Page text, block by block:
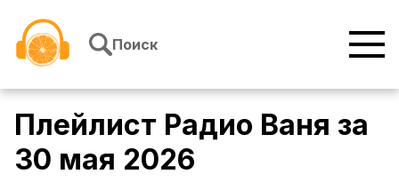
Поиск
Плейлист Радио Ваня за
30 мая 2026